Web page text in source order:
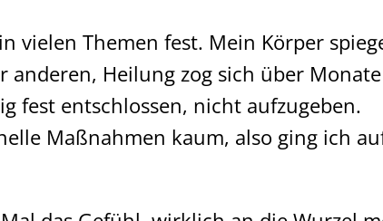
vielen Themen fest. Mein Körper
Heilung zog sich über
fest entschlossen, nicht aufzugeben.
Maßnahmen kaum, also ging ich